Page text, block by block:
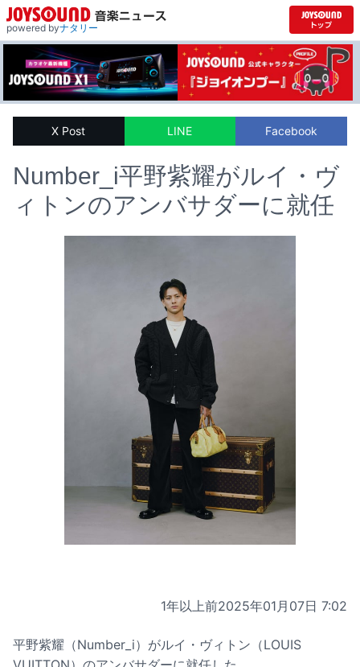
powered byナタリー
X Post LINE Facebook
Number_i平野紫耀がルイ・ヴ
ィトンのアンバサダーに就任
1年以上前2025年01月07日 7:02
平野紫耀（Number_i）がルイ・ヴィトン（LOUIS